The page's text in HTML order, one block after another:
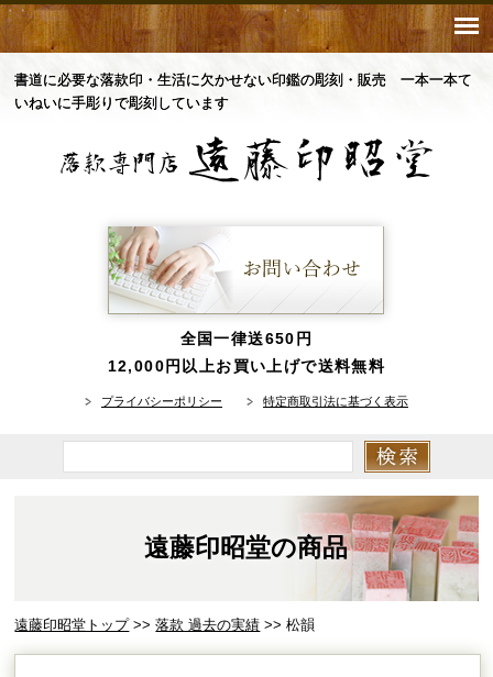
書道に必要な落款印・生活に欠かせない印鑑の彫刻・販売 一本一本て
いねいに手彫りで彫刻しています
全国一律送650円
12,000円以上お買い上げで送料無料
プライバシーポリシー 特定商取引法に基づく表示
遠藤印昭堂の商品
遠藤印昭堂トップ>>落款 過去の実績 >> 松韻